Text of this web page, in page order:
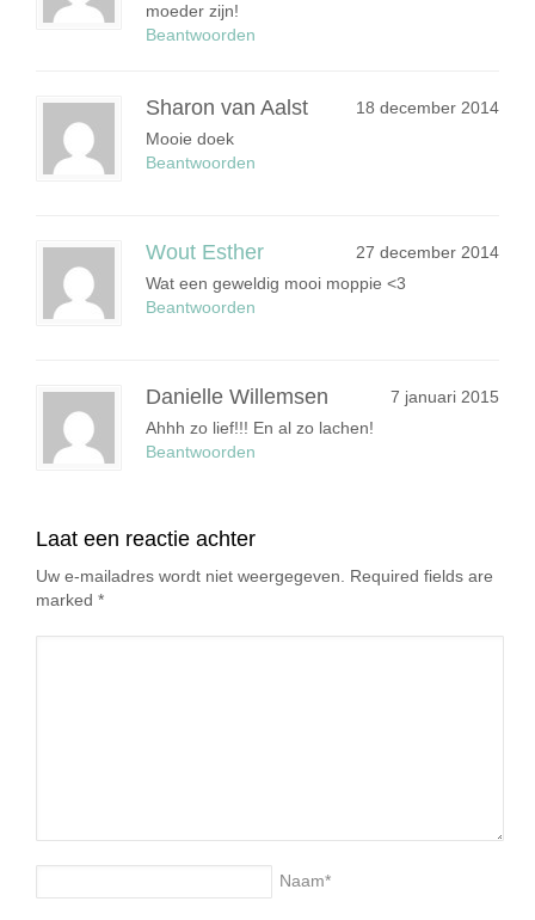
moeder zijn!
Beantwoorden
Sharon van Aalst
18 december 2014
Mooie doek
Beantwoorden
Wout Esther
27 december 2014
Wat een geweldig mooi moppie <3
Beantwoorden
Danielle Willemsen
7 januari 2015
Ahhh zo lief!!! En al zo lachen!
Beantwoorden
Laat een reactie achter
Uw e-mailadres wordt niet weergegeven. Required fields are
marked *
Naam*